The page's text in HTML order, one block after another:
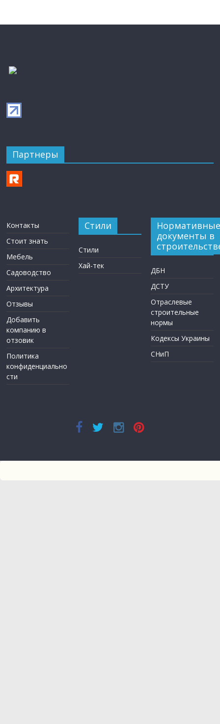
Партнеры
Контакты
Стоит знать
Мебель
Садоводство
Архитектура
Отзывы
Добавить
компанию в
отзовик
Политика
конфиденциально
сти
Стили
Стили
Хай-тек
Нормативные
документы в
ДБН
ДСТУ
Отраслевые
строительные
нормы
Кодексы Украины
СНиП